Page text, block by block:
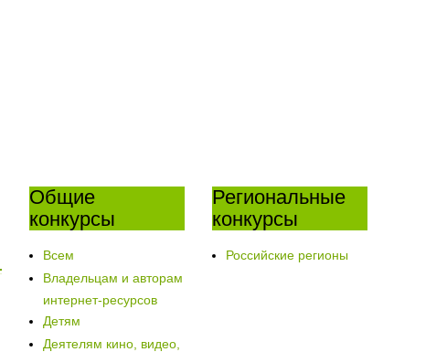
Общие
конкурсы
Всем
Владельцам и авторам
интернет-ресурсов
Детям
Деятелям кино, видео,
Региональные
конкурсы
Российские регионы